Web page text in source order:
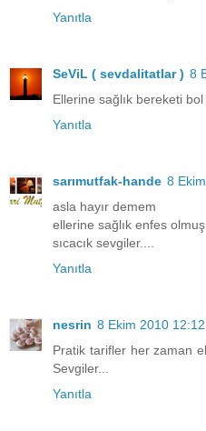
Yanıtla
SeViL ( sevdalitatlar ) 8
Ellerine sağlık bereketi bol
Yanıtla
sarımutfak-hande 8
asla hayır demem
ellerine sağlık enfes olmuş
sıcacık sevgiler....
Yanıtla
nesrin 8 Ekim 2010 12:12
Pratik tarifler her zaman
Sevgiler...
Yanıtla